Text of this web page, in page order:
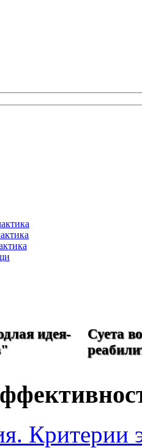
идея-
Суета
Критерии